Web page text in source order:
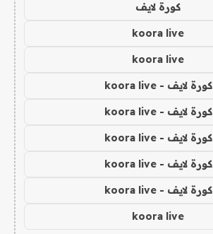
كورة لايف
koora live
koora live
كورة لايف - koora live
كورة لايف - koora live
كورة لايف - koora live
كورة لايف - koora live
كورة لايف - koora live
koora live